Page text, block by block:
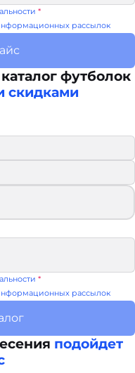
*
рассылок
футболок
скидками
*
рассылок
подойдет